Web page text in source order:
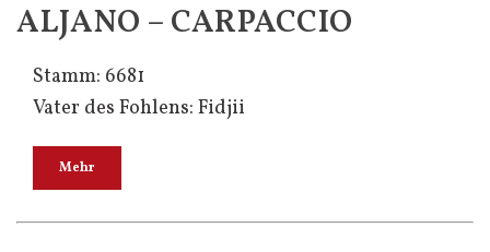
ALJANO – CARPACCIO
Stamm: 6681
Vater des Fohlens: Fidjii
Mehr